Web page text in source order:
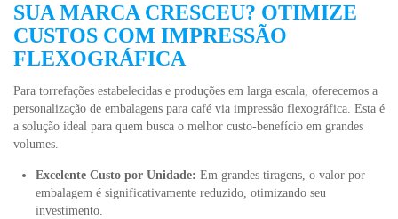
SUA MARCA CRESCEU? OTIMIZE
CUSTOS COM IMPRESSÃO
FLEXOGRÁFICA
Para torrefações estabelecidas e produções em larga escala, oferecemos a
personalização de embalagens para café via impressão flexográfica. Esta é
a solução ideal para quem busca o melhor custo-benefício em grandes
volumes.
Excelente Custo por Unidade: Em grandes tiragens, o valor por
embalagem é significativamente reduzido, otimizando seu
investimento.